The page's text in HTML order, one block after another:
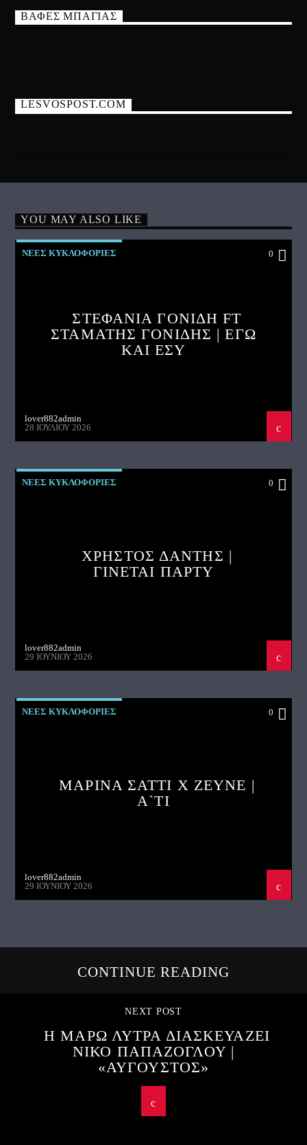
ΒΑΦΕΣ ΜΠΑΓΙΑΣ
LESVOSPOST.COM
YOU MAY ALSO LIKE
ΝΕΕΣ ΚΥΚΛΟΦΟΡΙΕΣ 0
ΣΤΕΦΑΝΙΑ ΓΟΝΙΔΗ FT
ΣΤΑΜΑΤΗΣ ΓΟΝΙΔΗΣ | ΕΓΩ
ΚΑΙ ΕΣΥ
lover882admin
28 ΙΟΥΛΊΟΥ 2026
ΝΕΕΣ ΚΥΚΛΟΦΟΡΙΕΣ 0
ΧΡΗΣΤΟΣ ΔΑΝΤΗΣ |
ΓΙΝΕΤΑΙ ΠΑΡΤΥ
lover882admin
29 ΙΟΥΝΊΟΥ 2026
ΝΕΕΣ ΚΥΚΛΟΦΟΡΙΕΣ 0
ΜΑΡΙΝΑ ΣΑΤΤΙ X ZEYNE |
A`TI
lover882admin
29 ΙΟΥΝΊΟΥ 2026
CONTINUE READING
NEXT POST
Η ΜΑΡΩ ΛΥΤΡΑ ΔΙΑΣΚΕΥΑΖΕΙ
ΝΙΚΟ ΠΑΠΑΖΟΓΛΟΥ |
«ΑΥΓΟΥΣΤΟΣ»